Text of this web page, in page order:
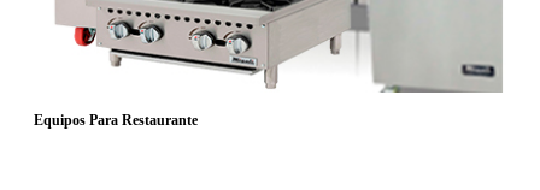
Equipos Para Restaurante